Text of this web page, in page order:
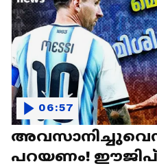
പറയണം!
06:57